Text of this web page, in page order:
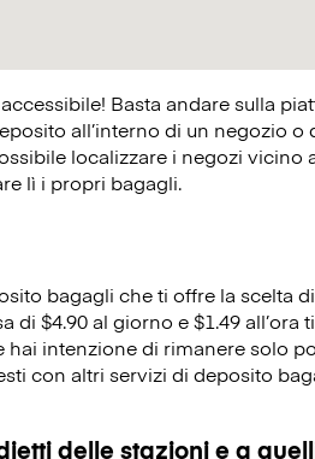
Basta andare sulla
all’interno di un negozio o
localizzare i negozi vicino
lì i propri bagagli.
bagagli che ti offre la scelta
di $4.90 al giorno e $1.49
hai intenzione di rimanere solo
con altri servizi di deposito
delle stazioni e a